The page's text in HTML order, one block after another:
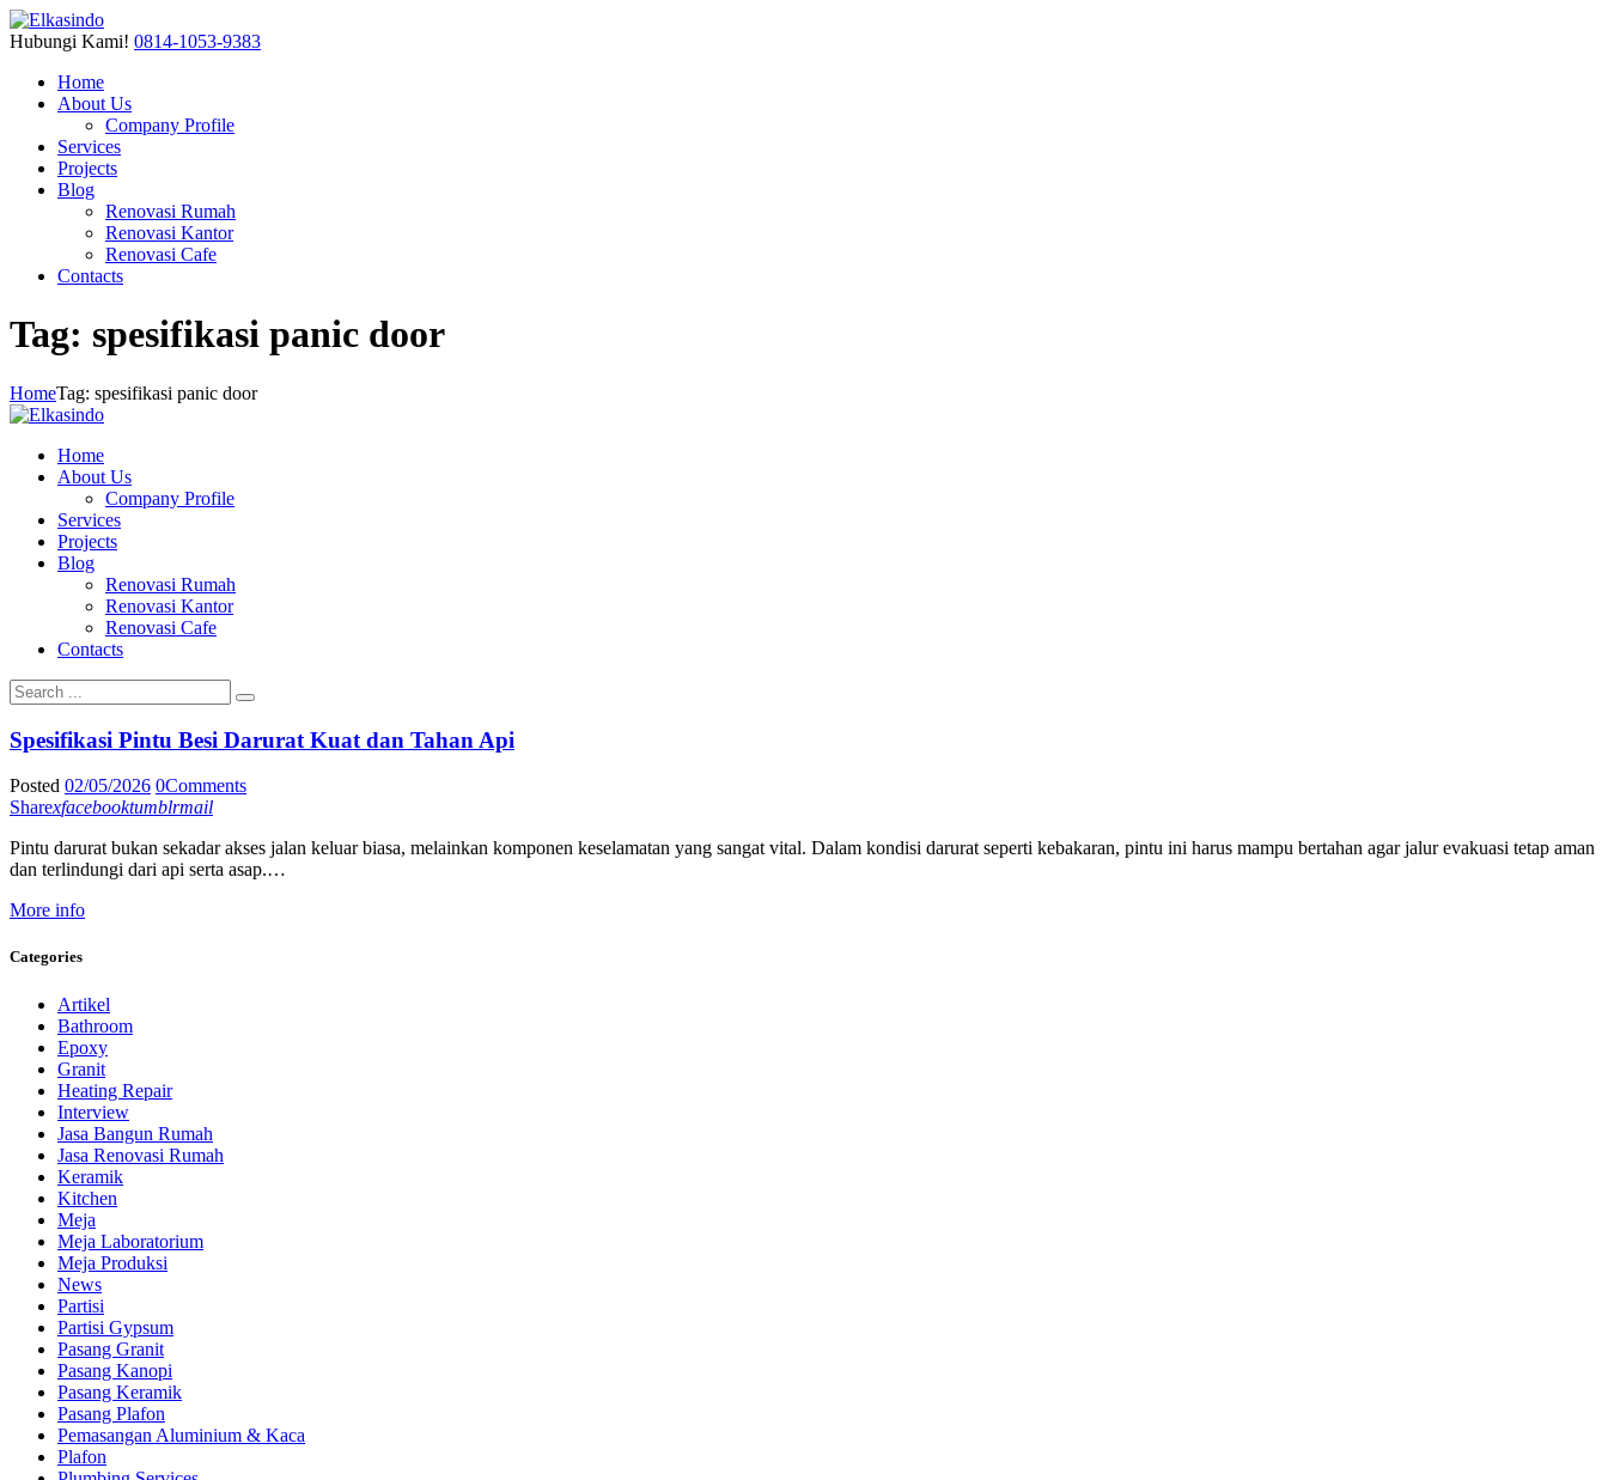
Hubungi Kami! 0814-1053-9383
Home
About Us
Company Profile
Services
Projects
Blog
Renovasi Rumah
Renovasi Kantor
Renovasi Cafe
Contacts
Tag: spesifikasi panic door
HomeTag: spesifikasi panic door
Home
About Us
Company Profile
Services
Projects
Blog
Renovasi Rumah
Renovasi Kantor
Renovasi Cafe
Contacts
Spesifikasi Pintu Besi Darurat Kuat dan Tahan Api
Posted 02/05/2026 0Comments
Sharexfacebooktumblrmail
Pintu darurat bukan sekadar akses jalan keluar biasa, melainkan komponen keselamatan yang sangat vital. Dalam kondisi darurat seperti kebakaran, pintu ini harus mampu bertahan agar jalur evakuasi tetap aman
dan terlindungi dari api serta asap.…
More info
Categories
Artikel
Bathroom
Epoxy
Granit
Heating Repair
Interview
Jasa Bangun Rumah
Jasa Renovasi Rumah
Keramik
Kitchen
Meja
Meja Laboratorium
Meja Produksi
News
Partisi
Partisi Gypsum
Pasang Granit
Pasang Kanopi
Pasang Keramik
Pasang Plafon
Pemasangan Aluminium & Kaca
Plafon